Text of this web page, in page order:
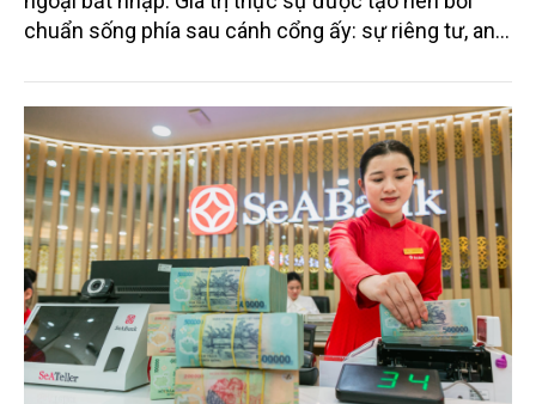
chuẩn sống phía sau cánh cổng ấy: sự riêng tư, an
vụ được thiết kế dành riêng cho họ.